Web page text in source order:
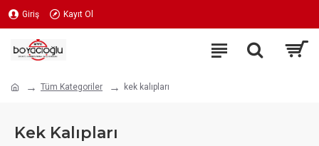
Giriş Kayıt Ol
Tüm Kategoriler kek kalıpları
Kek Kalıpları